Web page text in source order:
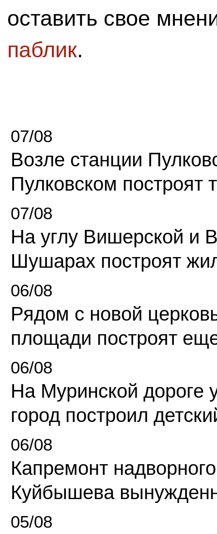
оставить свое
паблик.
07/08
Возле станции
Пулковском построят
07/08
На углу Вишерской и
Шушарах построят
06/08
Рядом с новой
площади построят
06/08
На Муринской дороге
город построил
06/08
Капремонт
Куйбышева
05/08